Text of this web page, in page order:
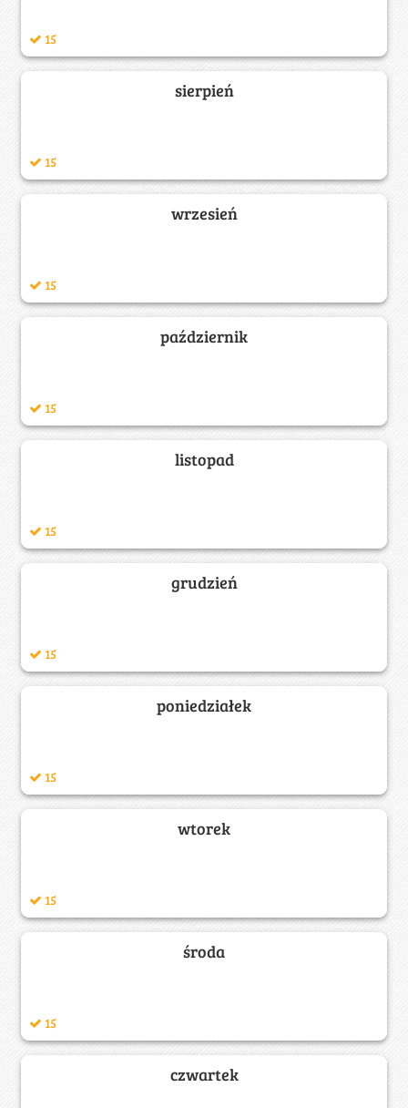
15
sierpień
15
wrzesień
15
październik
15
listopad
15
grudzień
15
poniedziałek
15
wtorek
15
środa
15
czwartek